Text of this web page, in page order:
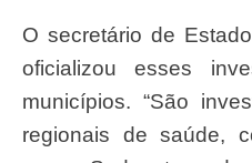
O secretário de Estado da Saúde, Beto Preto
oficializou esses
municípios. “São
regionais de saúde,